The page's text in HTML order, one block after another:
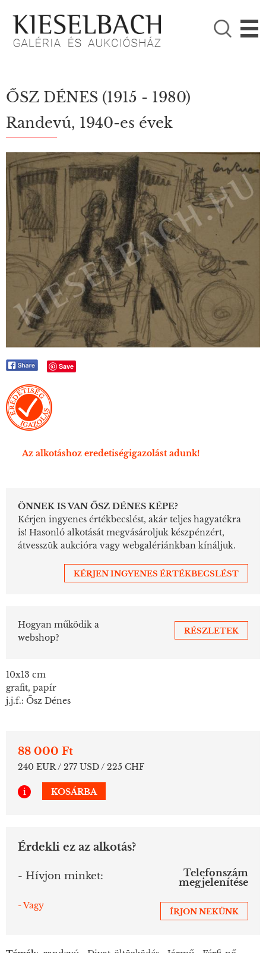

KÉRJÜK VÁLASSZON!
Festmények
ŐSZ DÉNES (1915 - 1980)
Randevú, 1940-es évek
Save
Az alkotáshoz eredetiségigazolást adunk!
ÖNNEK IS VAN ŐSZ DÉNES KÉPE?
Kérjen ingyenes értékbecslést, akár teljes hagyatékra
is! Hasonló alkotását megvásároljuk készpénzért,
átvesszük aukcióra vagy webgalériánkban kínáljuk.
KÉRJEN INGYENES ÉRTÉKBECSLÉST
Hogyan működik a
webshop?
RÉSZLETEK
10x13 cm
grafit, papír
j.j.f.: Ősz Dénes
88 000 Ft
240 EUR / 277 USD / 225 CHF
i KOSÁRBA
Érdekli ez az alkotás?
- Hívjon minket:
Telefonszám
megjelenítése
- Vagy
ÍRJON NEKÜNK